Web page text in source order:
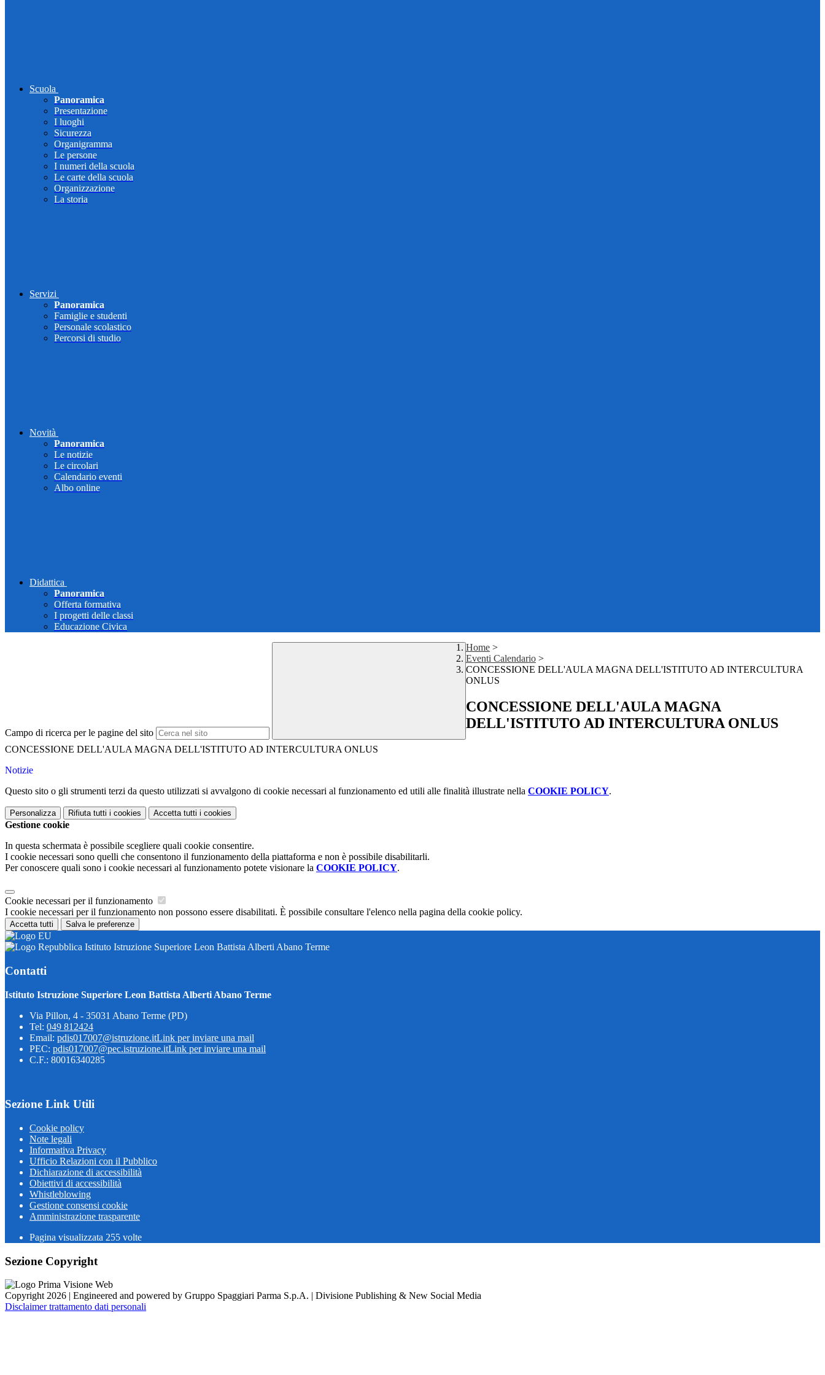
Scuola
Panoramica
Presentazione
I luoghi
Sicurezza
Organigramma
Le persone
I numeri della scuola
Le carte della scuola
Organizzazione
La storia
Servizi
Panoramica
Famiglie e studenti
Personale scolastico
Percorsi di studio
Novità
Panoramica
Le notizie
Le circolari
Calendario eventi
Albo online
Didattica
Panoramica
Offerta formativa
I progetti delle classi
Educazione Civica
Campo di ricerca per le pagine del sito
Home >
Eventi Calendario >
CONCESSIONE DELL'AULA MAGNA DELL'ISTITUTO AD INTERCULTURA
ONLUS
CONCESSIONE DELL'AULA MAGNA
DELL'ISTITUTO AD INTERCULTURA ONLUS
CONCESSIONE DELL'AULA MAGNA DELL'ISTITUTO AD INTERCULTURA ONLUS
Notizie
Questo sito o gli strumenti terzi da questo utilizzati si avvalgono di cookie necessari al funzionamento ed utili alle finalità illustrate nella COOKIE POLICY.
Personalizza Rifiuta tutti i cookies Accetta tutti i cookies
Gestione cookie
In questa schermata è possibile scegliere quali cookie consentire.
I cookie necessari sono quelli che consentono il funzionamento della piattaforma e non è possibile disabilitarli.
Per conoscere quali sono i cookie necessari al funzionamento potete visionare la COOKIE POLICY.
Cookie necessari per il funzionamento
I cookie necessari per il funzionamento non possono essere disabilitati. È possibile consultare l'elenco nella pagina della cookie policy.
Accetta tutti Salva le preferenze
Istituto Istruzione Superiore Leon Battista Alberti Abano Terme
Contatti
Istituto Istruzione Superiore Leon Battista Alberti Abano Terme
Via Pillon, 4 - 35031 Abano Terme (PD)
Tel: 049 812424
Email: pdis017007@istruzione.itLink per inviare una mail
PEC: pdis017007@pec.istruzione.itLink per inviare una mail
C.F.: 80016340285
Sezione Link Utili
Cookie policy
Note legali
Informativa Privacy
Ufficio Relazioni con il Pubblico
Dichiarazione di accessibilità
Obiettivi di accessibilità
Whistleblowing
Gestione consensi cookie
Amministrazione trasparente
Pagina visualizzata 255 volte
Sezione Copyright
Copyright 2026 | Engineered and powered by Gruppo Spaggiari Parma S.p.A. | Divisione Publishing & New Social Media
Disclaimer trattamento dati personali